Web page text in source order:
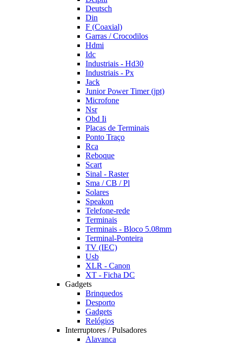
Deutsch
Din
F (Coaxial)
Garras / Crocodilos
Hdmi
Idc
Industriais - Hd30
Industriais - Px
Jack
Junior Power Timer (jpt)
Microfone
Nsr
Obd Ii
Placas de Terminais
Ponto Traço
Rca
Reboque
Scart
Sinal - Raster
Sma / CB / Pl
Solares
Speakon
Telefone-rede
Terminais
Terminais - Bloco 5.08mm
Terminal-Ponteira
TV (IEC)
Usb
XLR - Canon
XT - Ficha DC
Gadgets
Brinquedos
Desporto
Gadgets
Relógios
Interruptores / Pulsadores
Alavanca